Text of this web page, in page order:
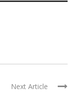
Next Article